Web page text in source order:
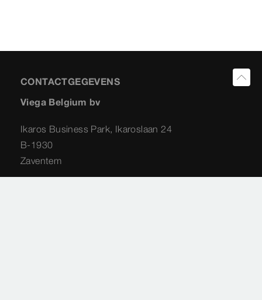
CONTACTGEGEVENS
Viega Belgium bv
Ikaros Business Park, Ikaroslaan 24
B-1930
Zaventem